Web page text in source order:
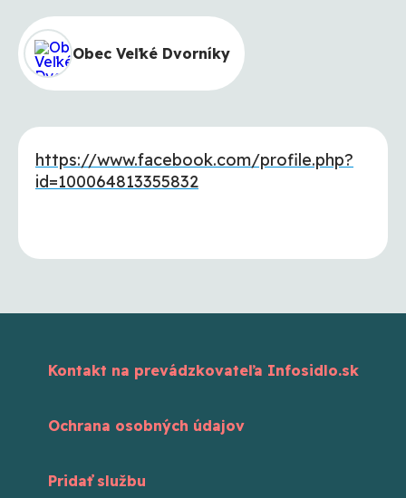
Obec Veľké Dvorníky
https://www.facebook.com/profile.php?
id=100064813355832
Kontakt na prevádzkovateľa Infosidlo.sk
Ochrana osobných údajov
Pridať službu